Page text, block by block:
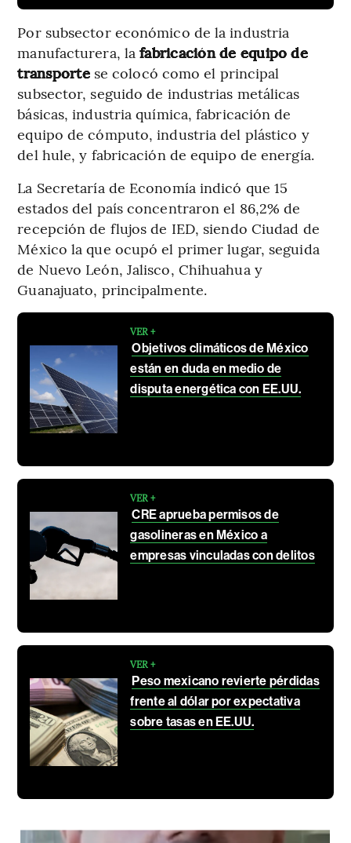
Por subsector económico de la industria
manufacturera, lafabricación de equipo de
transportese colocó como el principal
subsector, seguido de industrias metálicas
básicas, industria química, fabricación de
equipo de cómputo, industria del plástico y
del hule, y fabricación de equipo de energía.
La Secretaría de Economía indicó que 15
estados del país concentraron el 86,2% de
recepción de flujos de IED, siendo Ciudad de
México la que ocupó el primer lugar, seguida
de Nuevo León, Jalisco, Chihuahua y
Guanajuato, principalmente.
VER +
Objetivos climáticos de México
están en duda en medio de
disputa energética con EE.UU.
VER +
CRE aprueba permisos de
gasolineras en México a
empresas vinculadas con delitos
VER +
Peso mexicano revierte pérdidas
frente al dólar por expectativa
sobre tasas en EE.UU.